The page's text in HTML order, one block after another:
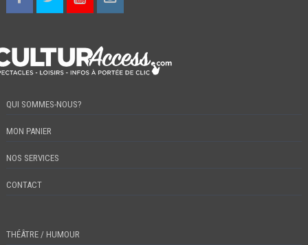
QUI SOMMES-NOUS?
MON PANIER
NOS SERVICES
CONTACT
THÉÂTRE / HUMOUR